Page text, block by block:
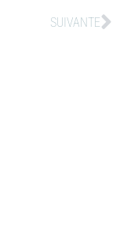
SUIVANTE